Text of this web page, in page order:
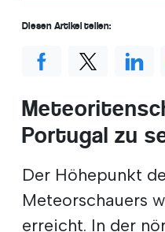
Portugal zu
Der Höhepunkt
Meteorschauers
erreicht. In der
Diesen Artikel teilen: